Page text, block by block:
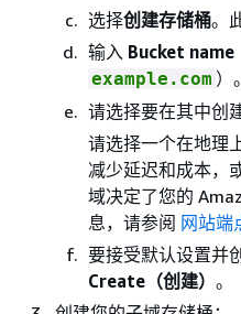
选择创建存储桶。
输入 Bucket name
example.com ）。
请选择要在其中创
请选择一个在地理
减少延迟和成本，
域决定了您的
息，请参阅 网站端
要接受默认设置并
Create（创建） 。